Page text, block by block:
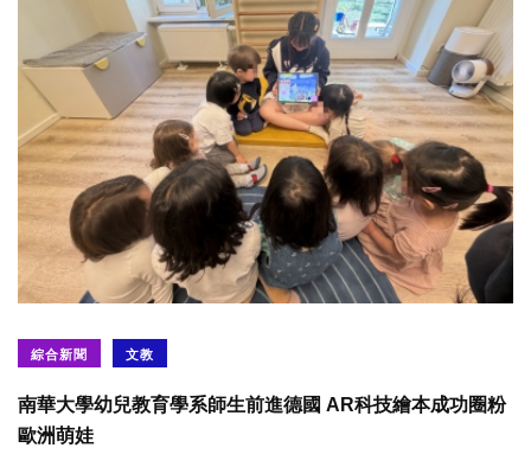
綜合新聞 文教
南華大學幼兒教育學系師生前進德國 AR科技繪本成功圈粉
歐洲萌娃